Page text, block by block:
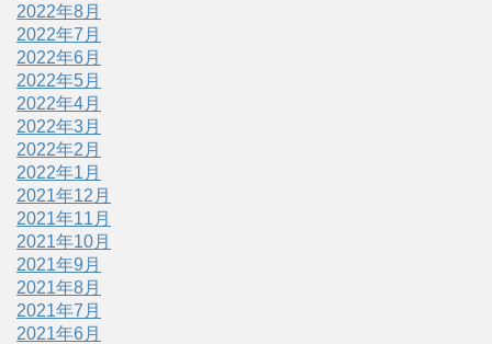
2022年8月
2022年7月
2022年6月
2022年5月
2022年4月
2022年3月
2022年2月
2022年1月
2021年12月
2021年11月
2021年10月
2021年9月
2021年8月
2021年7月
2021年6月